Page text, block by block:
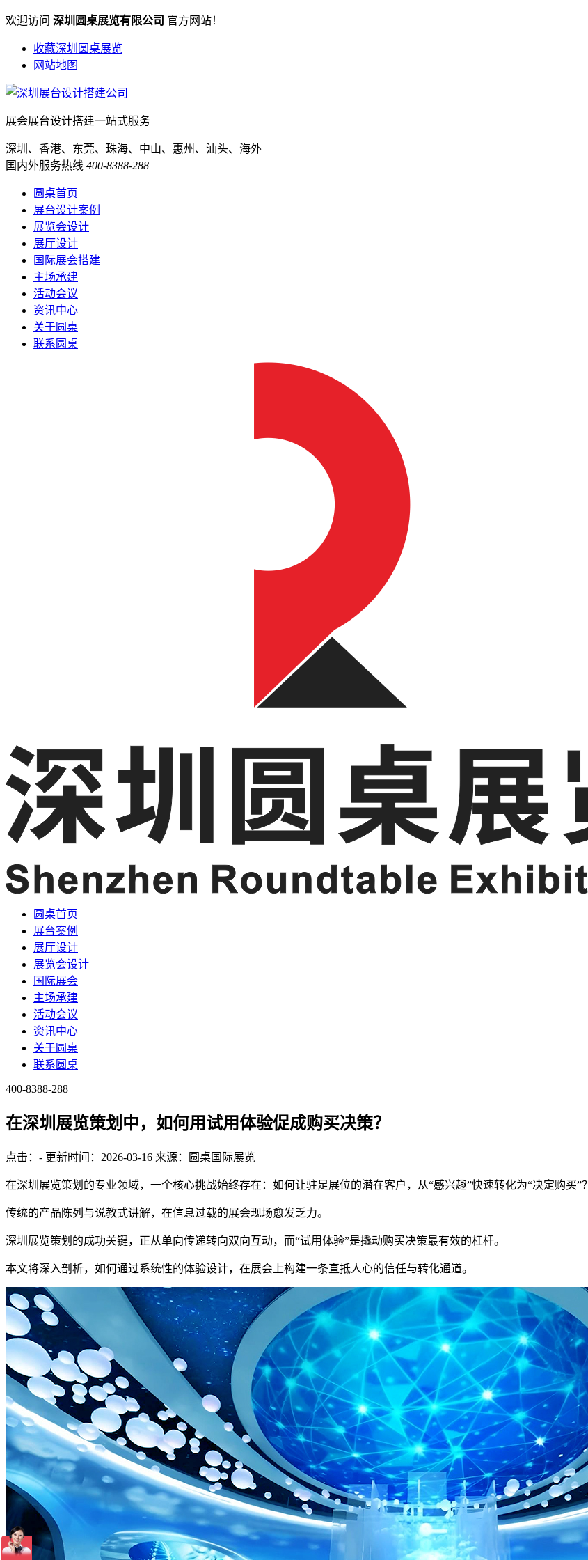
欢迎访问 深圳圆桌展览有限公司 官方网站！
收藏深圳圆桌展览
网站地图
展会展台设计搭建一站式服务
深圳、香港、东莞、珠海、中山、惠州、汕头、海外
国内外服务热线 400-8388-288
圆桌首页
展台设计案例
展览会设计
展厅设计
国际展会搭建
主场承建
活动会议
资讯中心
关于圆桌
联系圆桌
圆桌首页
展台案例
展厅设计
展览会设计
国际展会
主场承建
活动会议
资讯中心
关于圆桌
联系圆桌
400-8388-288
在深圳展览策划中，如何用试用体验促成购买决策？
点击： - 更新时间：2026-03-16 来源：圆桌国际展览
在深圳展览策划的专业领域，一个核心挑战始终存在：如何让驻足展位的潜在客户，从“感兴趣”快速转化为“决定购买”？
传统的产品陈列与说教式讲解，在信息过载的展会现场愈发乏力。
深圳展览策划的成功关键，正从单向传递转向双向互动，而“试用体验”是撬动购买决策最有效的杠杆。
本文将深入剖析，如何通过系统性的体验设计，在展会上构建一条直抵人心的信任与转化通道。